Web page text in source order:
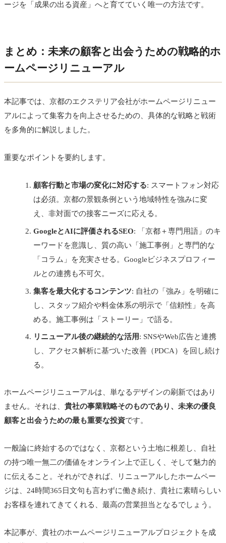
ージを「成果の出る資産」へと育てていく唯一の方法です。
まとめ：未来の顧客と出会うための戦略的ホ
ームページリニューアル
本記事では、京都のエクステリア会社がホームページリニュー
アルによって集客力を向上させるための、具体的な戦略と戦術
を多角的に解説しました。
重要なポイントを要約します。
顧客行動と市場の変化に対応する: スマートフォン対応
は必須。京都の景観条例という地域特性を強みに変
え、非対面での接客ニーズに応える。
GoogleとAIに評価されるSEO: 「京都＋専門用語」のキ
ーワードを意識し、質の高い「施工事例」と専門的な
「コラム」を充実させる。Googleビジネスプロフィー
ルとの連携も不可欠。
集客を最大化するコンテンツ: 自社の「強み」を明確に
し、スタッフ紹介や料金体系の明示で「信頼性」を高
める。施工事例は「ストーリー」で語る。
リニューアル後の継続的な活用: SNSやWeb広告と連携
し、アクセス解析に基づいた改善（PDCA）を回し続け
る。
ホームページリニューアルは、単なるデザインの刷新ではあり
ません。それは、 貴社の事業戦略そのものであり、未来の優良
顧客と出会うための最も重要な投資です。
一般論に終始するのではなく、京都という土地に根差し、自社
の持つ唯一無二の価値をオンライン上で正しく、そして魅力的
に伝えること。それができれば、リニューアルしたホームペー
ジは、24時間365日文句も言わずに働き続け、貴社に素晴らしい
お客様を連れてきてくれる、最高の営業担当となるでしょう。
本記事が、貴社のホームページリニューアルプロジェクトを成